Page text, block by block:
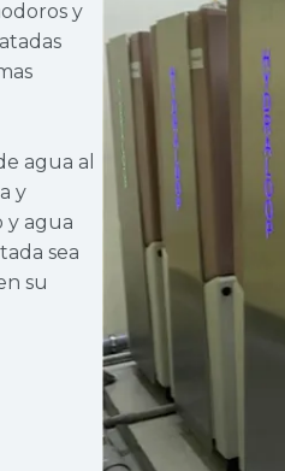
y
agua al
y
y agua
sea
su